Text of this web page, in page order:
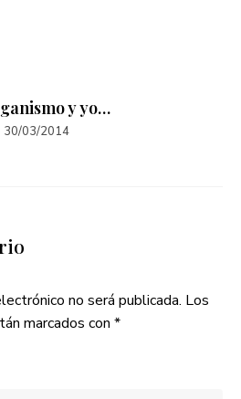
y yo…
30/03/2014
no será publicada. Los
marcados con *